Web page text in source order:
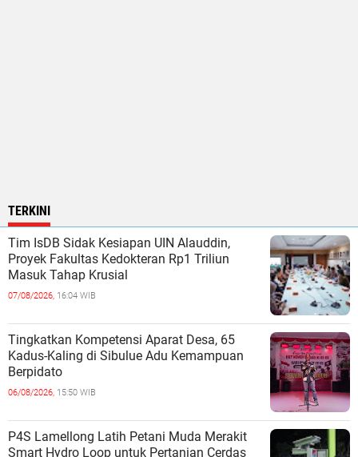
TERKINI
Tim IsDB Sidak Kesiapan UIN Alauddin,
Proyek Fakultas Kedokteran Rp1 Triliun
Masuk Tahap Krusial
07/08/2026, 16:04 WIB
Tingkatkan Kompetensi Aparat Desa, 65
Kadus-Kaling di Sibulue Adu Kemampuan
Berpidato
06/08/2026, 15:50 WIB
P4S Lamellong Latih Petani Muda Merakit
Smart Hydro Loop untuk Pertanian Cerdas